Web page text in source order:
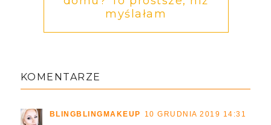
myślałam
KOMENTARZE
BLINGBLINGMAKEUP 10 GRUDNIA 2019 14:31